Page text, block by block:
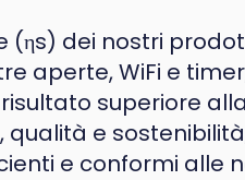
(ηs) dei nostri
aperte, WiFi e
superiore
e
e conformi alle